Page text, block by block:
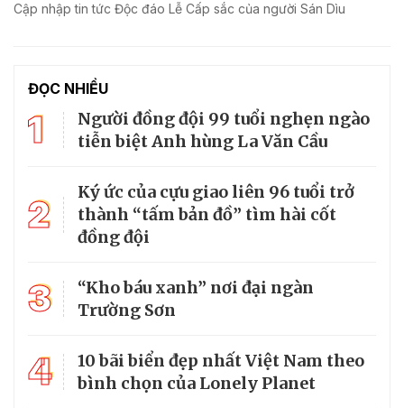
Cập nhập tin tức Độc đáo Lễ Cấp sắc của người Sán Dìu
ĐỌC NHIỀU
1
Người đồng đội 99 tuổi nghẹn ngào
tiễn biệt Anh hùng La Văn Cầu
2
Ký ức của cựu giao liên 96 tuổi trở
thành “tấm bản đồ” tìm hài cốt
đồng đội
3
“Kho báu xanh” nơi đại ngàn
Trường Sơn
4
10 bãi biển đẹp nhất Việt Nam theo
bình chọn của Lonely Planet